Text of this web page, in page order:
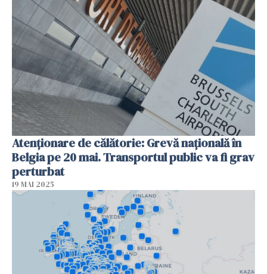
Atenționare de călătorie: Grevă națională în
Belgia pe 20 mai. Transportul public va fi grav
perturbat
19 MAI 2025